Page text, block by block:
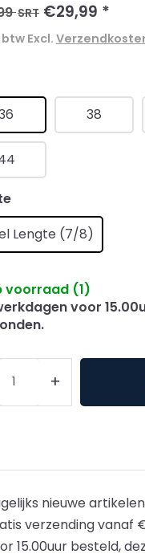
SRT €29,99 *
Excl.
38
Lengte (7/8)
voorraad (1)
voor
+
nieuwe artikelen
verzending vanaf
15.00uur besteld,